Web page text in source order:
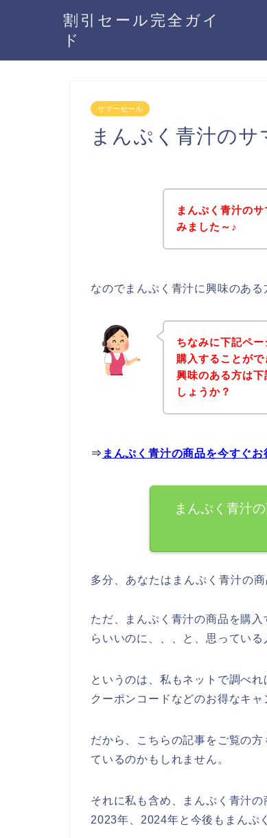
割引セール完全ガイ
ド
サマーセール
まんぷく青汁の
まんぷく青汁の
みました～♪
なのでまんぷく青汁に興味のあ
ちなみに下記ペ
購入することが
興味のある方は
しょうか？
⇒ まんぷく青汁の商品を今すぐ
まんぷく青汁
多分、あなたはまんぷく青汁の
ただ、まんぷく青汁の商品を購
らいいのに、、、と、思ってい
というのは、私もネットで調べ
クーポンコードなどのお得なキ
だから、こちらの記事をご覧の
ているのかもしれません。
それに私も含め、まんぷく青汁
2023年、2024年と今後もまんぷ